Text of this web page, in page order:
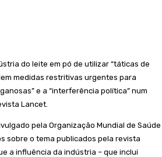
do leite em pó de utilizar “táticas de
medidas restritivas urgentes para
e a “interferência política” num
Lancet.
pela Organização Mundial de Saúde
sobre o tema publicados pela revista
a influência da indústria – que inclui